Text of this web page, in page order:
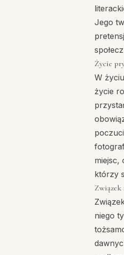
Jego
Życie
W
życie
miejsc,
którzy
Związek
niego